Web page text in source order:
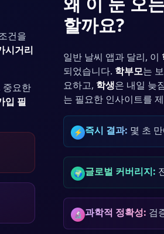
건을
시거리
중요한
입 필
할까요?
일반 날씨 앱과 달리, 이
되었습니다. 학부모는
요하고, 학생은 내일 늦
는 필요한 인사이트를
⚡ 즉시 결과: 몇 초
🌍 글로벌 커버리지:
🔬 과학적 정확성: 검